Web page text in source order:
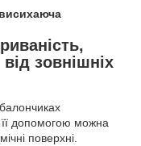
зовнішніх
допомогою можна
поверхні.